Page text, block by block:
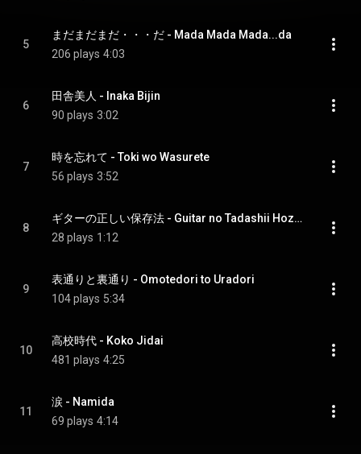
5
まだまだまだ・・・だ - Mada Mada Mada...da
206 plays 4:03
6
田舎美人 - Inaka Bijin
90 plays 3:02
7
時を忘れて - Toki wo Wasurete
56 plays 3:52
8
ギターの正しい保存法 - Guitar no Tadashii Hozonho
28 plays 1:12
9
表通りと裏通り - Omotedori to Uradori
104 plays 5:34
10
高校時代 - Koko Jidai
481 plays 4:25
11
涙 - Namida
69 plays 4:14